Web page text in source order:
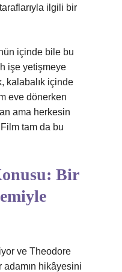
ilgili bir
içinde bile bu
işe yetişmeye
kalabalık içinde
eve dönerken
ama herkesin
tam da bu
Bir
ve Theodore
adamın hikâyesini